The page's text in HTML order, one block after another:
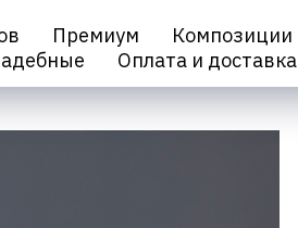
Премиум Композиции
Оплата и доставка